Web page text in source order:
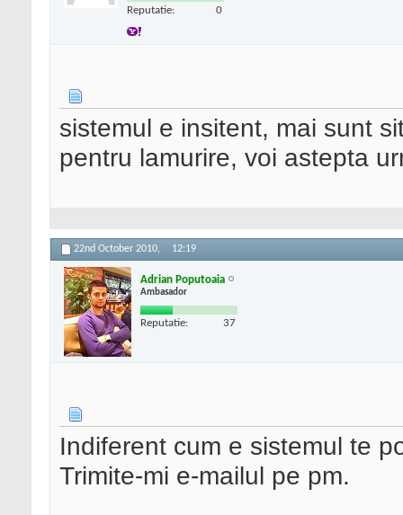
Reputatie: 0
sistemul e insitent, mai sunt
pentru lamurire, voi astepta
22nd October 2010, 12:19
Adrian Poputoaia
Ambasador
Reputatie: 37
Indiferent cum e sistemul te
Trimite-mi e-mailul pe pm.